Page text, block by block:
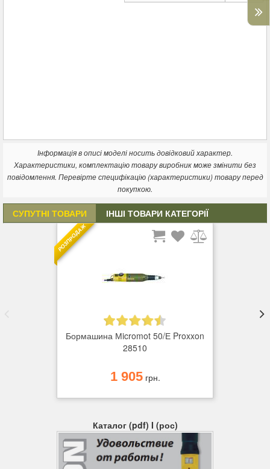
Інформація в описі моделі носить довідковий характер.
Характеристики, комплектацію товару виробник може змінити без
повідомлення. Перевірте специфікацію (характеристики) товару перед
покупкою.
СУПУТНІ ТОВАРИ ІНШІ ТОВАРИ КАТЕГОРІЇ
РОЗПРОДАЖ
Бормашина Мicromot 50/Е Proxxon
28510
1 905грн.
Каталог (pdf) I (рос)